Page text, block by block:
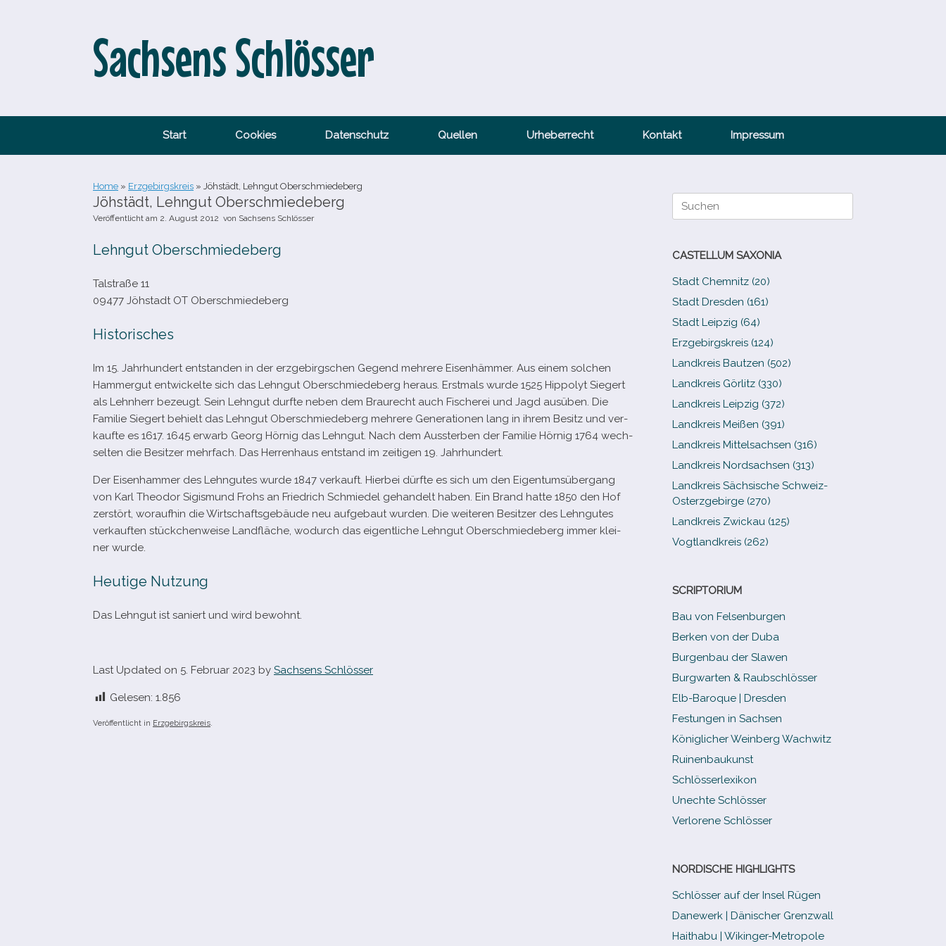
Sachsens Schlösser
Start Cookies Datenschutz Quellen Urheberrecht Kontakt Impressum
Home » Erzgebirgskreis » Jöhstädt, Lehngut Oberschmiedeberg
Jöhstädt, Lehngut Oberschmiedeberg
Veröffentlicht am 2. August 2012 von Sachsens Schlösser
Lehngut Oberschmiedeberg
Talstraße 11
09477 Jöhstadt OT Oberschmiedeberg
Historisches
Im 15. Jahrhundert ent­stan­den in der erz­ge­birgschen Gegend meh­rere Eisenhämmer. Aus einem sol­chen
Hammergut ent­wi­ckelte sich das Lehngut Oberschmiedeberg her­aus. Erstmals wurde 1525 Hippolyt Siegert
als Lehnherr bezeugt. Sein Lehngut durfte neben dem Braurecht auch Fischerei und Jagd aus­üben. Die
Familie Siegert behielt das Lehngut Oberschmiedeberg meh­rere Generationen lang in ihrem Besitz und ver­
kaufte es 1617. 1645 erwarb Georg Hörnig das Lehngut. Nach dem Aussterben der Familie Hörnig 1764 wech­
sel­ten die Besitzer mehr­fach. Das Herrenhaus ent­stand im zei­ti­gen 19. Jahrhundert.
Der Eisenhammer des Lehngutes wurde 1847 ver­kauft. Hierbei dürfte es sich um den Eigentumsübergang
von Karl Theodor Sigismund Frohs an Friedrich Schmiedel gehan­delt haben. Ein Brand hatte 1850 den Hof
zer­stört, wor­auf­hin die Wirtschaftsgebäude neu auf­ge­baut wur­den. Die wei­te­ren Besitzer des Lehngutes
ver­kauf­ten stück­chen­weise Landfläche, wodurch das eigent­li­che Lehngut Oberschmiedeberg immer klei­
ner wurde.
Heutige Nutzung
Das Lehngut ist saniert und wird bewohnt.
Last Updated on 5. Februar 2023 by Sachsens Schlösser
Gelesen: 1.856
Veröffentlicht in Erzgebirgskreis
Suche
nach:
CASTELLUM SAXONIA
Stadt Chemnitz (20)
Stadt Dresden (161)
Stadt Leipzig (64)
Erzgebirgskreis (124)
Landkreis Bautzen (502)
Landkreis Görlitz (330)
Landkreis Leipzig (372)
Landkreis Meißen (391)
Landkreis Mittelsachsen (316)
Landkreis Nordsachsen (313)
Landkreis Sächsische Schweiz-​
Osterzgebirge (270)
Landkreis Zwickau (125)
Vogtlandkreis (262)
SCRIPTORIUM
Bau von Felsenburgen
Berken von der Duba
Burgenbau der Slawen
Burgwarten & Raubschlösser
Elb-​Baroque | Dresden
Festungen in Sachsen
Königlicher Weinberg Wachwitz
Ruinenbaukunst
Schlösserlexikon
Unechte Schlösser
Verlorene Schlösser
NORDISCHE HIGHLIGHTS
Schlösser auf der Insel Rügen
Danewerk | Dänischer Grenzwall
Haithabu | Wikinger-Metropole